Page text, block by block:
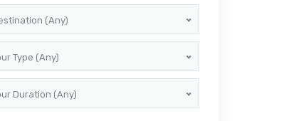
(Any)
Type (Any)
Duration (Any)